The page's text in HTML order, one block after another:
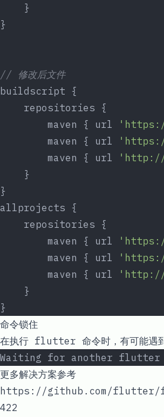
    }
}
// 修改后文件
buildscript {
    repositories {
        maven { url
        maven { url
        maven { url
'http://
    }
}
allprojects {
    repositories {
        maven { url
        maven { url
        maven { url
'http://
    }
}
命令锁住
在执行 flutter 命令时，有可能遇到
Waiting for another flutter
更多解决方案参考
https://github.com/flutter/
422